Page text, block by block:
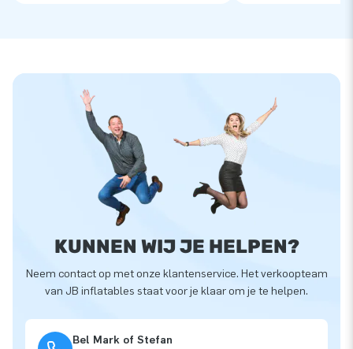
KUNNEN WIJ JE HELPEN?
Neem contact op met onze klantenservice. Het verkoopteam
van JB inflatables staat voor je klaar om je te helpen.
Bel Mark of Stefan